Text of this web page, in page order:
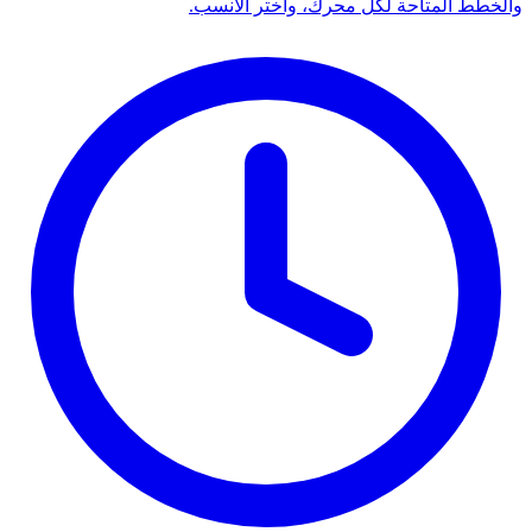
والخطط المتاحة لكل محرك، واختر الأنسب.